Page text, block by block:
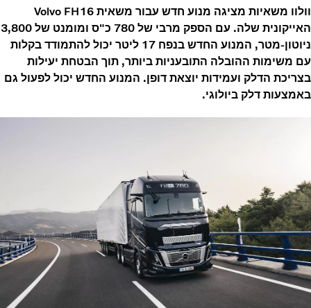
וולוו משאיות מציגה מנוע חדש עבור משאית Volvo FH16
האייקונית שלה. עם הספק מרבי של 780 כ"ס ומומנט של 3,800
ניוטון-מטר, המנוע החדש בנפח 17 ליטר יכול להתמודד בקלות
עם משימות ההובלה התובעניות ביותר, תוך הבטחת יעילות
בצריכת הדלק ועמידות יוצאת דופן. המנוע החדש יכול לפעול גם
באמצעות דלק ביולוגי.